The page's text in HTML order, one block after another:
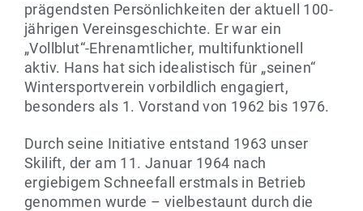
prägendsten Persönlichkeiten der aktuell 100-
jährigen Vereinsgeschichte. Er war ein
„Vollblut“-Ehrenamtlicher, multifunktionell
aktiv. Hans hat sich idealistisch für „seinen“
Wintersportverein vorbildlich engagiert,
besonders als 1. Vorstand von 1962 bis 1976.
Durch seine Initiative entstand 1963 unser
Skilift, der am 11. Januar 1964 nach
ergiebigem Schneefall erstmals in Betrieb
genommen wurde – vielbestaunt durch die